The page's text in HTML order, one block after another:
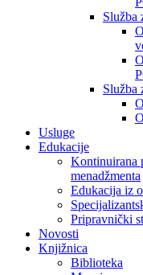
Služba
Služba
Usluge
Edukacije
Kontinuirana
menadžmenta
Edukacija iz
Pripravnički
Novosti
Knjižnica
Biblioteka